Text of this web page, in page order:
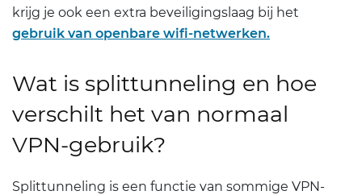
krijg je ook een extra beveiligingslaag bij het
gebruik van openbare wifi-netwerken.
Wat is splittunneling en hoe
verschilt het van normaal
VPN-gebruik?
Splittunneling is een functie van sommige VPN-